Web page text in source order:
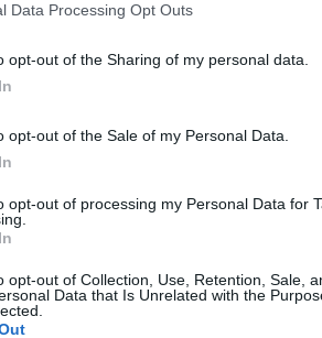
Data Processing Opt Outs
opt-out of the Sharing of my personal data.
opt-out of the Sale of my Personal Data.
opt-out of processing my Personal Data for
opt-out of Collection, Use, Retention, Sale,
Data that Is Unrelated with the
raz zapomniałam o tabletce.
robić dalej, przestać brać i poczekać na
Pierwszy spotykam się z taką sytuacją i
dni płodne według aplikacji trwały od 24
Następna miesiączka wypada mi na
nastąpił w środku pochwy ( po
jest mokra od spermy) Dziś, 4
tabletkę ellaOne Jakie w tej
o...